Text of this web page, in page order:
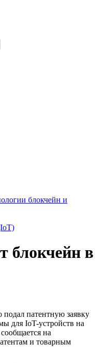
блокчейн и
блокчейн в
подал патентную заявку
для IoT-устройств на
на
и товарным